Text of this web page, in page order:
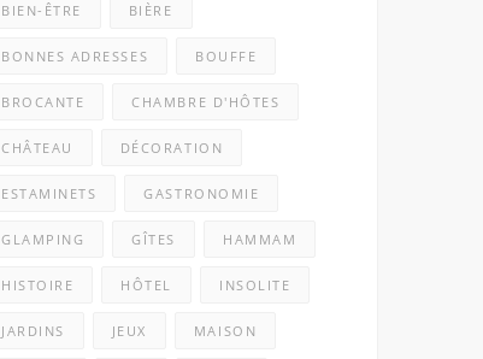
BIEN-ÊTRE BIÈRE
BONNES ADRESSES BOUFFE
BROCANTE CHAMBRE D'HÔTES
CHÂTEAU DÉCORATION
ESTAMINETS GASTRONOMIE
GLAMPING GÎTES HAMMAM
HISTOIRE HÔTEL INSOLITE
JARDINS JEUX MAISON